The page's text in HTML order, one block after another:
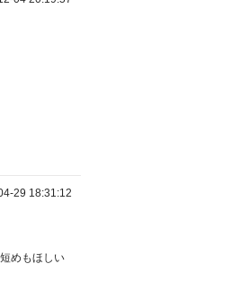
29 18:31:12
めもほしい